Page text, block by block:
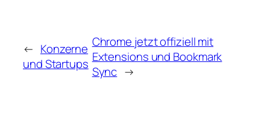
← Konzerne
und Startups
Chrome jetzt offiziell mit
Extensions und Bookmark
Sync →